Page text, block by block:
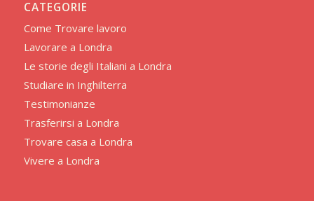
CATEGORIE
Come Trovare lavoro
Lavorare a Londra
Le storie degli Italiani a Londra
Studiare in Inghilterra
Testimonianze
Trasferirsi a Londra
Trovare casa a Londra
Vivere a Londra